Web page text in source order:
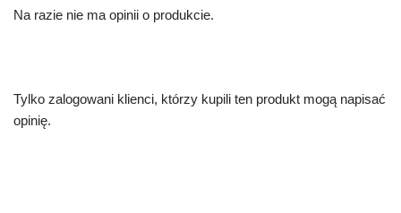
Na razie nie ma opinii o produkcie.
Tylko zalogowani klienci, którzy kupili ten produkt mogą napisać
opinię.